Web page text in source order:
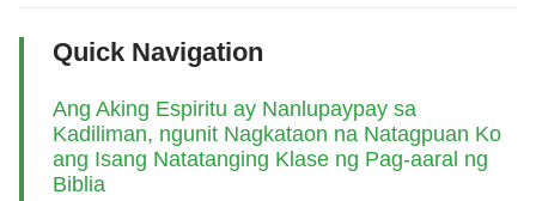
Quick Navigation
Ang Aking Espiritu ay Nanlupaypay sa
Kadiliman, ngunit Nagkataon na Natagpuan Ko
ang Isang Natatanging Klase ng Pag-aaral ng
Biblia